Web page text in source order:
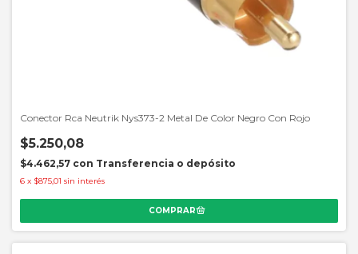
Conector Rca Neutrik Nys373-2 Metal De Color Negro Con Rojo
$5.250,08
$4.462,57 con Transferencia o depósito
6 x $875,01 sin interés